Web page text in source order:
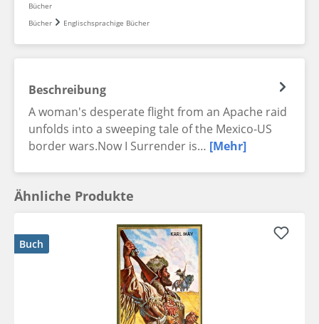
Bücher
Bücher
Englischsprachige Bücher
Beschreibung
A woman's desperate flight from an Apache raid
unfolds into a sweeping tale of the Mexico-US
border wars.Now I Surrender is… [Mehr]
Ähnliche Produkte
Buch